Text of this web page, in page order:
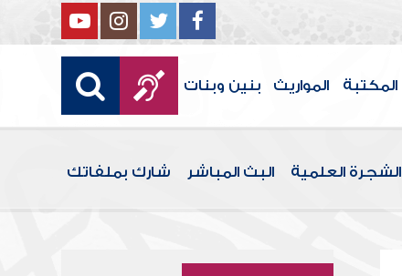
المكتبة المواريث بنين وبنات
الشجرة العلمية البث المباشر شارك بملفاتك